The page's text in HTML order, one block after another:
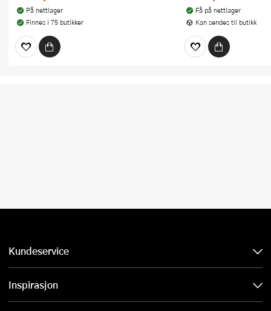
På nettlager
Finnes i 75 butikker
Få på nettlager
Kan sendes til butikk
Kundeservice
Inspirasjon